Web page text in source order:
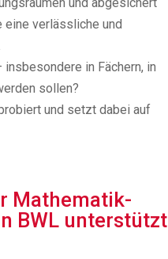
eine verlässliche und
in Fächern, in
sollen?
und setzt dabei auf
Mathematik-
BWL unterstützt